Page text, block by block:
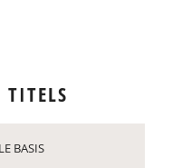
TITELS
BASIS